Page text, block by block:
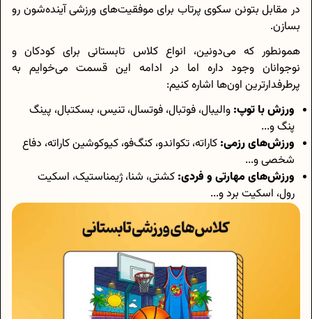
در مقابل بتونن سکوی پرتاب برای موفقیت‌های ورزشی آینده‌شون رو
بسازن.
همونطور که می‌دونین، انواع کلاس تابستانی برای کودکان و
نوجوانان وجود داره اما در ادامه این قسمت می‌خوایم به
پرطرفدارترین اون‌ها اشاره کنیم:
ورزش با توپ: والیبال، فوتبال، فوتسال، تنیس، بسکتبال، پینگ
پنگ و...
ورزش‌های رزمی: کاراته، تکواندو، کنگ‌فو، کیوکوشین کاراته، دفاع
شخصی و...
ورزش‌های مهارتی و فردی: کشتی، شنا، ژیمناستیک، اسکیت
رول، اسکیت برد و...